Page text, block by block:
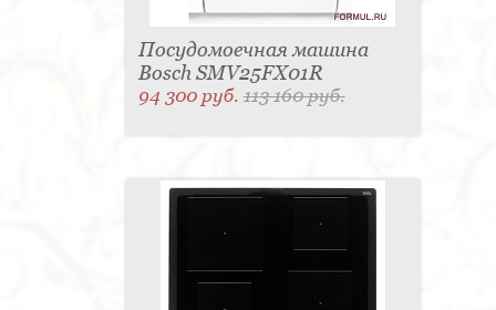
Посудомоечная машина
Bosch SMV25FX01R
94 300 руб.113 160 руб.